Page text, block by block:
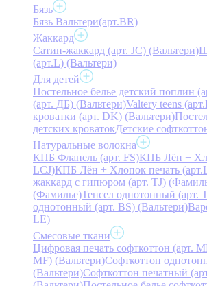
Бязь
Бязь Вальтери(арт.BR)
Жаккард
Сатин-жаккард (арт. JC) (Вальтери)
(арт.L) (Вальтери)
Для детей
Постельное белье детский поплин
(арт. ДБ) (Вальтери)Valtery teens
кроватки (арт. DK) (Вальтери)
детских кроватокДетские
Натуральные волокна
КПБ Фланель (арт. FS)КПБ Лён +
LCJ)КПБ Лён + Хлопок печать
жаккард с гипюром (арт. TJ)
(Фамилье)Тенсел однотонный (арт.
однотонный (арт. BS) (Вальтери)
LE)
Смесовые ткани
Цифровая печать софткоттон (арт.
MF) (Вальтери)Софткоттон
(Вальтери)Софткоттон печатный